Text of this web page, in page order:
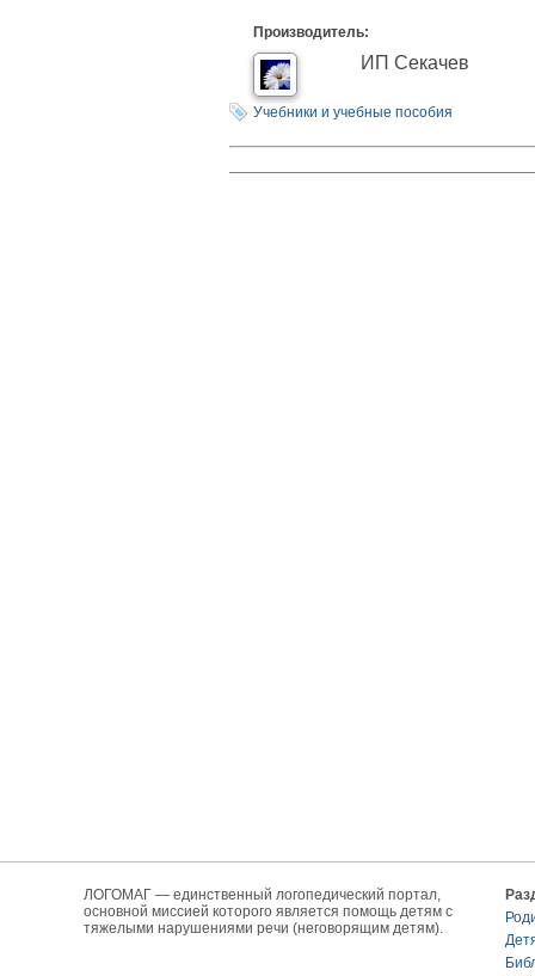
Производитель:
ИП Секачев
Учебники и учебные пособия
ЛОГОМАГ — единственный логопедический портал,
основной миссией которого является помощь детям с
тяжелыми нарушениями речи (неговорящим детям).